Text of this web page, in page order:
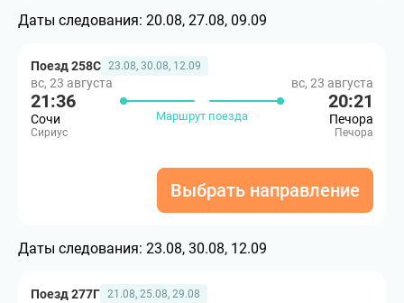
Даты следования: 20.08, 27.08, 09.09
Поезд 258С 23.08, 30.08, 12.09
вс, 23 августа
21:36
Сочи
Сириус
Маршрут поезда
вс, 23 августа
20:21
Печора
Печора
Выбрать направление
Даты следования: 23.08, 30.08, 12.09
Поезд 277Г 21.08, 25.08, 29.08